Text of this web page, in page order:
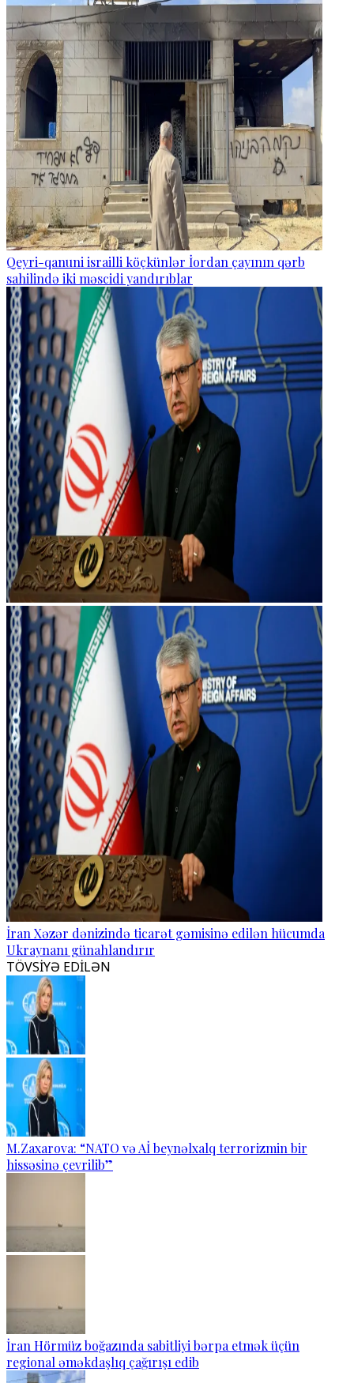
Qeyri-qanuni israilli köçkünlər İordan çayının qərb
sahilində iki məscidi yandırıblar
İran Xəzər dənizində ticarət gəmisinə edilən hücumda
Ukraynanı günahlandırır
TÖVSİYƏ EDİLƏN
M.Zaxarova: “NATO və Aİ beynəlxalq terrorizmin bir
hissəsinə çevrilib”
İran Hörmüz boğazında sabitliyi bərpa etmək üçün
regional əməkdaşlıq çağırışı edib